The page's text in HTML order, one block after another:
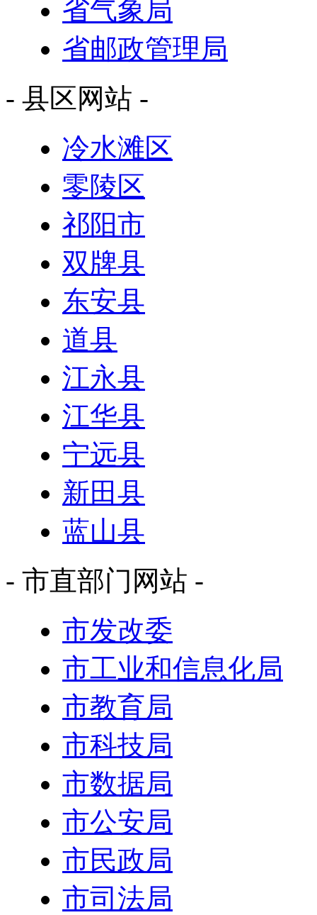
省气象局
省邮政管理局
- 县区网站 -
冷水滩区
零陵区
祁阳市
双牌县
东安县
道县
江永县
江华县
宁远县
新田县
蓝山县
- 市直部门网站 -
市发改委
市工业和信息化局
市教育局
市科技局
市数据局
市公安局
市民政局
市司法局